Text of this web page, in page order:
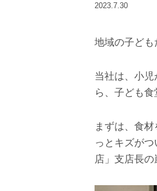
2023.7.30
地域の子ども
当社は、小
ら、子ども食
まずは、食
っとキズが
店」支店長